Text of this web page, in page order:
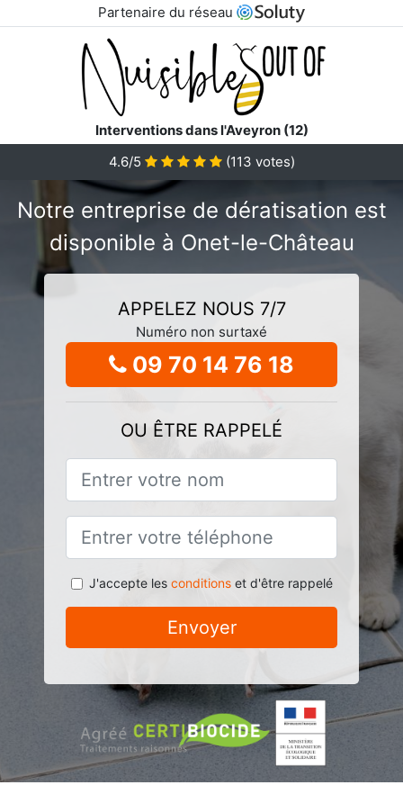
Partenaire du réseau
Interventions dans l'Aveyron (12)
4.6/5
(113 votes)
Notre entreprise de dératisation est
disponible à Onet-le-Château
APPELEZ NOUS 7/7
Numéro non surtaxé
09 70 14 76 18
OU ÊTRE RAPPELÉ
J'accepte les conditionset d'être rappelé
Envoyer